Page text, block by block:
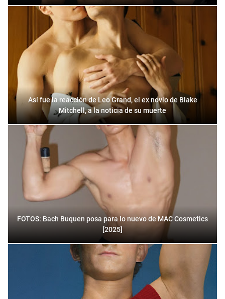
Así fue la reacción de Leo Grand, el ex novio de Blake
Mitchell, a la noticia de su muerte
FOTOS: Bach Buquen posa para lo nuevo de MAC Cosmetics
[2025]